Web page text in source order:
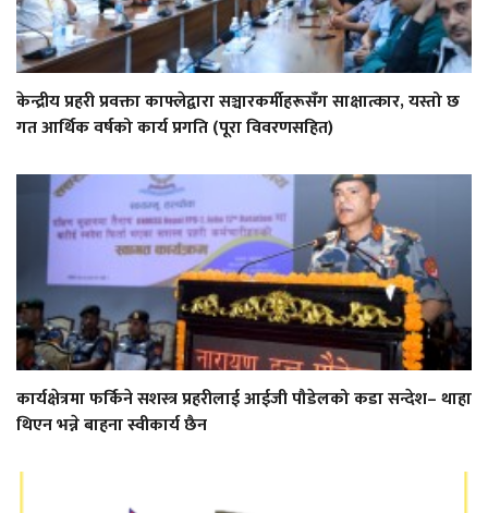
केन्द्रीय प्रहरी प्रवक्ता काफ्लेद्वारा सञ्चारकर्मीहरूसँग साक्षात्कार, यस्तो छ
गत आर्थिक वर्षको कार्य प्रगति (पूरा विवरणसहित)
कार्यक्षेत्रमा फर्किने सशस्त्र प्रहरीलाई आईजी पौडेलको कडा सन्देश– थाहा
थिएन भन्ने बाहना स्वीकार्य छैन